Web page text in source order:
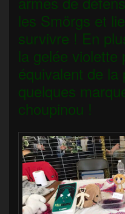
les Smörgs et
survivre ! En
la gelée violette
équivalent de
quelques
choupinou !